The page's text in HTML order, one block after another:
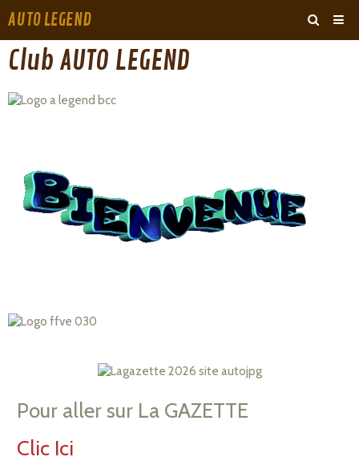
AUTO LEGEND
ARCHIVES
‹ ›
Club AUTO LEGEND
Pour aller sur La GAZETTE
Clic Ici